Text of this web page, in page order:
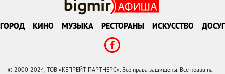
ГОРОД КИНО МУЗЫКА РЕСТОРАНЫ ИСКУССТВО ДОСУГ
© 2000-2024, ТОВ «КЕПРЕЙТ ПАРТНЕРС». Все права защищены. Все права на